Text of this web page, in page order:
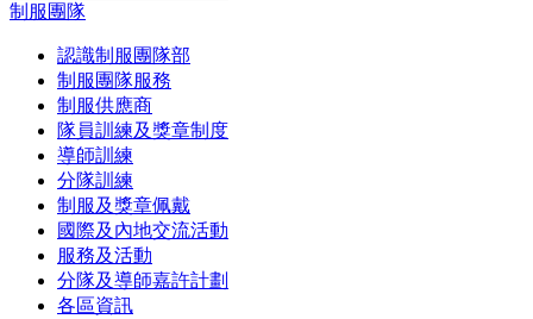
制服團隊
認識制服團隊部
制服團隊服務
制服供應商
隊員訓練及獎章制度
導師訓練
分隊訓練
制服及獎章佩戴
國際及內地交流活動
服務及活動
分隊及導師嘉許計劃
各區資訊